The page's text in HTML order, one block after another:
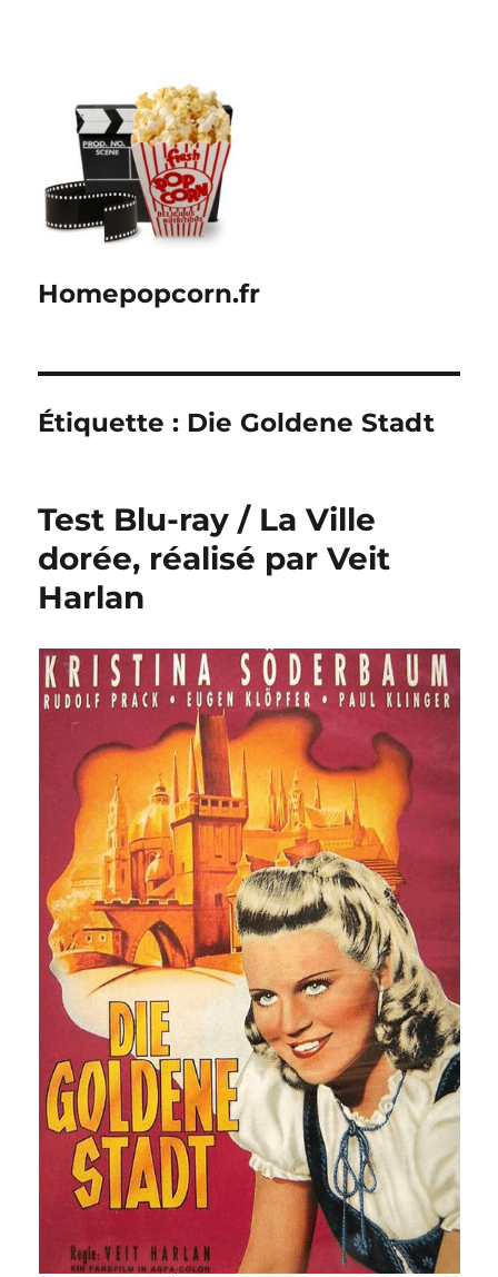
Homepopcorn.fr
Étiquette : Die Goldene Stadt
Test Blu-ray / La Ville
dorée, réalisé par Veit
Harlan